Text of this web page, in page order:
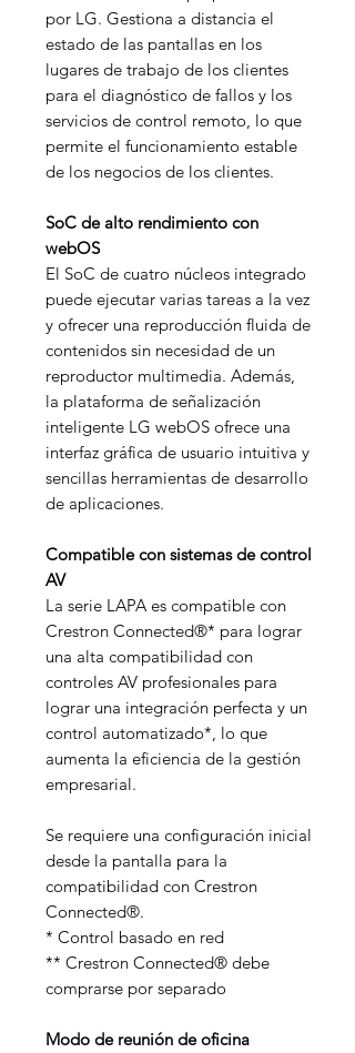
por LG. Gestiona a distancia el
estado de las pantallas en los
lugares de trabajo de los clientes
para el diagnóstico de fallos y los
servicios de control remoto, lo que
permite el funcionamiento estable
de los negocios de los clientes.
SoC de alto rendimiento con
webOS
El SoC de cuatro núcleos integrado
puede ejecutar varias tareas a la vez
y ofrecer una reproducción fluida de
contenidos sin necesidad de un
reproductor multimedia. Además,
la plataforma de señalización
inteligente LG webOS ofrece una
interfaz gráfica de usuario intuitiva y
sencillas herramientas de desarrollo
de aplicaciones.
Compatible con sistemas de control
AV
La serie LAPA es compatible con
Crestron Connected®* para lograr
una alta compatibilidad con
controles AV profesionales para
lograr una integración perfecta y un
control automatizado*, lo que
aumenta la eficiencia de la gestión
empresarial.
Se requiere una configuración inicial
desde la pantalla para la
compatibilidad con Crestron
Connected®.
* Control basado en red
** Crestron Connected® debe
comprarse por separado
Modo de reunión de oficina